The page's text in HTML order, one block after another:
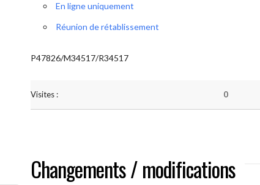
En ligne uniquement
Réunion de rétablissement
P47826/M34517/R34517
Visites : 0
Changements / modifications